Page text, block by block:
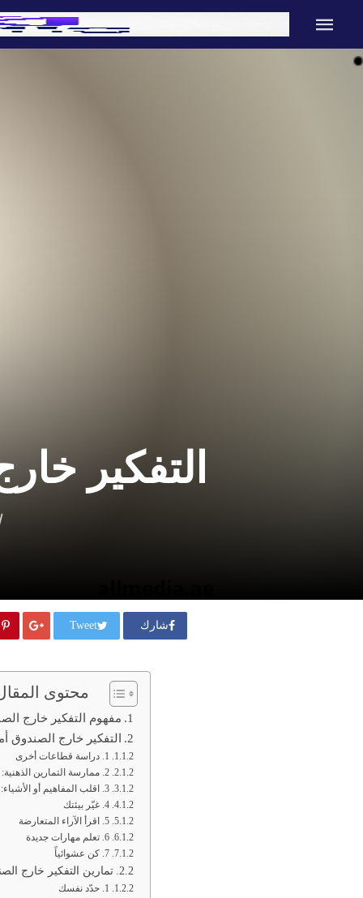
التفكير
شارك Tweet
محتوى
مفهوم التفكير خارج
التفكير خارج الصندوق
1. دراسة قطاعات أخرى
2. ممارسة التمارين الذهنية:
3. اقلب المفاهيم أو الأشياء:
4. غيّر بيئتك
5. اقرأ الآراء المتعارضة
6. تعلم مهارات جديدة
7. كن عشوائياً
تمارين التفكير خارج
1. حدّد نفسك